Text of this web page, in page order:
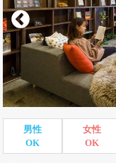
男性
OK
女性
OK